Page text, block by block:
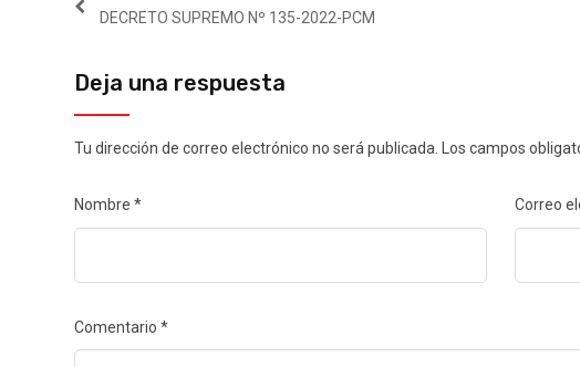
DECRETO SUPREMO Nº 135-2022-PCM
Deja una respuesta
Tu dirección de correo electrónico no será publicada. Los campos
Nombre * Correo
Comentario *